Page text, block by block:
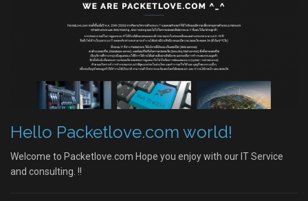
Hello Packetlove.com world!
Welcome to Packetlove.com Hope you enjoy with our IT Service
and consulting. !!